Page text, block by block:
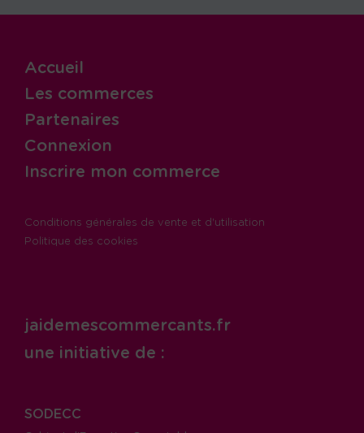
Accueil
Les commerces
Partenaires
Connexion
Inscrire mon commerce
Conditions générales de vente et d'utilisation
Politique des cookies
jaidemescommercants.fr
une initiative de :
SODECC